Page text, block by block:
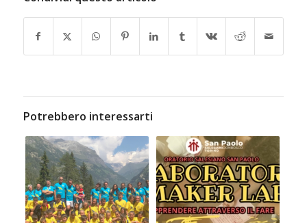
Potrebbero interessarti